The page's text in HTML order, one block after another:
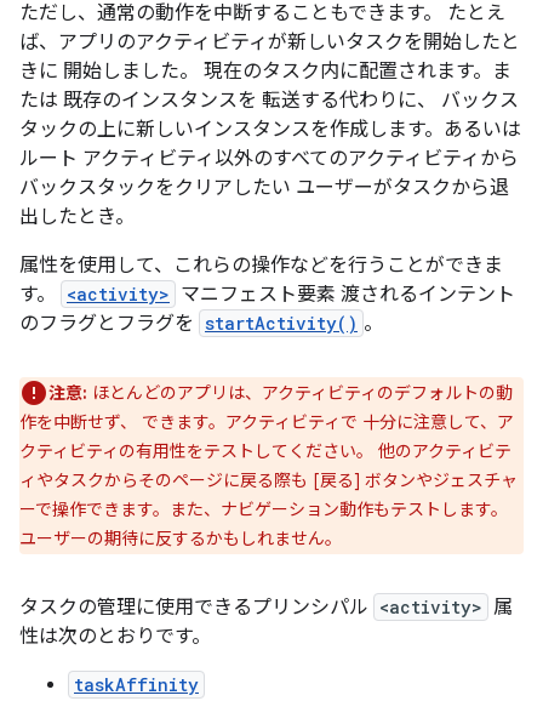
ただし、通常の動作を中断することもできます。 たとえ
ば、アプリのアクティビティが新しいタスクを開始したと
きに 開始しました。 現在のタスク内に配置されます。ま
たは 既存のインスタンスを 転送する代わりに、 バックス
タックの上に新しいインスタンスを作成します。あるいは
ルート アクティビティ以外のすべてのアクティビティから
バックスタックをクリアしたい ユーザーがタスクから退
出したとき。
属性を使用して、これらの操作などを行うことができま
す。
<activity> マニフェスト要素 渡されるインテント
のフラグとフラグを startActivity() 。
注意: ほとんどのアプリは、アクティビティのデフォルトの動
作を中断せず、 できます。アクティビティで 十分に注意して、ア
クティビティの有用性をテストしてください。 他のアクティビテ
ィやタスクからそのページに戻る際も [戻る] ボタンやジェスチャ
ーで操作できます。また、ナビゲーション動作もテストします。
ユーザーの期待に反するかもしれません。
タスクの管理に使用できるプリンシパル <activity> 属
性は次のとおりです。
taskAffinity